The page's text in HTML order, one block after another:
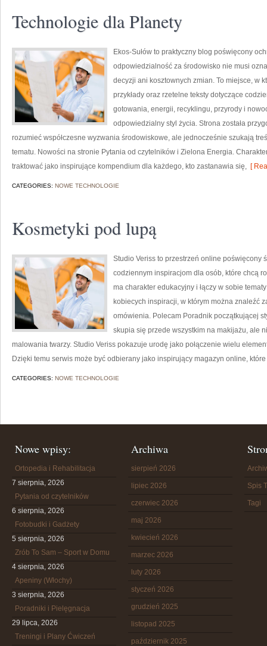
Technologie dla Planety
Ekos-Sułów to praktyczny blog poświęcony
odpowiedzialność za środowisko nie musi
decyzji ani kosztownych zmian. To miejsce, w
przykłady oraz rzetelne teksty dotyczące
gotowania, energii, recyklingu, przyrody i
odpowiedzialny styl życia. Strona została
rozumieć współczesne wyzwania środowiskowe, ale jednocześnie szukają
tematu. Nowości na stronie Pytania od czytelników i Zielona Energia.
traktować jako inspirujące kompendium dla każdego, kto zastanawia się, [
CATEGORIES: NOWE TECHNOLOGIE
Kosmetyki pod lupą
Studio Veriss to przestrzeń online poświęcony
codziennym inspiracjom dla osób, które chcą
ma charakter edukacyjny i łączy w sobie
kobiecych inspiracji, w którym można znaleźć
omówienia. Polecam Poradnik początkującej
skupia się przede wszystkim na makijażu, ale
malowania twarzy. Studio Veriss pokazuje urodę jako połączenie wielu
Dzięki temu serwis może być odbierany jako inspirujący magazyn online,
CATEGORIES: NOWE TECHNOLOGIE
Nowe wpisy:
Ortopedia i Rehabilitacja
7 sierpnia, 2026
Pytania od czytelników
6 sierpnia, 2026
Fotobudki i Gadżety
5 sierpnia, 2026
Zrób To Sam – Sport w Domu
4 sierpnia, 2026
Apeniny (Włochy)
3 sierpnia, 2026
Poradniki i Pielęgnacja
29 lipca, 2026
Treningi i Plany Ćwiczeń
Archiwa
sierpień 2026
lipiec 2026
czerwiec 2026
maj 2026
kwiecień 2026
marzec 2026
luty 2026
styczeń 2026
grudzień 2025
listopad 2025
październik 2025
Spis
Tagi